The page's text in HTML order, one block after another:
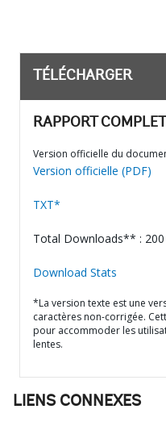
TÉLÉCHARGER
RAPPORT COMPLET
Version officielle du
Version officielle (PDF)
TXT*
Total Downloads** : 200
Download Stats
*La version texte est une
caractères non-corrigée.
pour accommoder les
lentes.
LIENS CONNEXES